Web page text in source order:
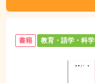
書籍 教育・語学・科学